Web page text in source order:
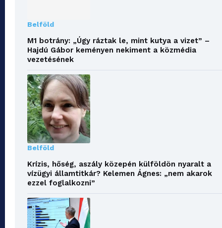
Belföld
M1 botrány: „Úgy ráztak le, mint kutya a vizet” –
Hajdú Gábor keményen nekiment a közmédia
vezetésének
Belföld
Krízis, hőség, aszály közepén külföldön nyaralt a
vízügyi államtitkár? Kelemen Ágnes: „nem akarok
ezzel foglalkozni”